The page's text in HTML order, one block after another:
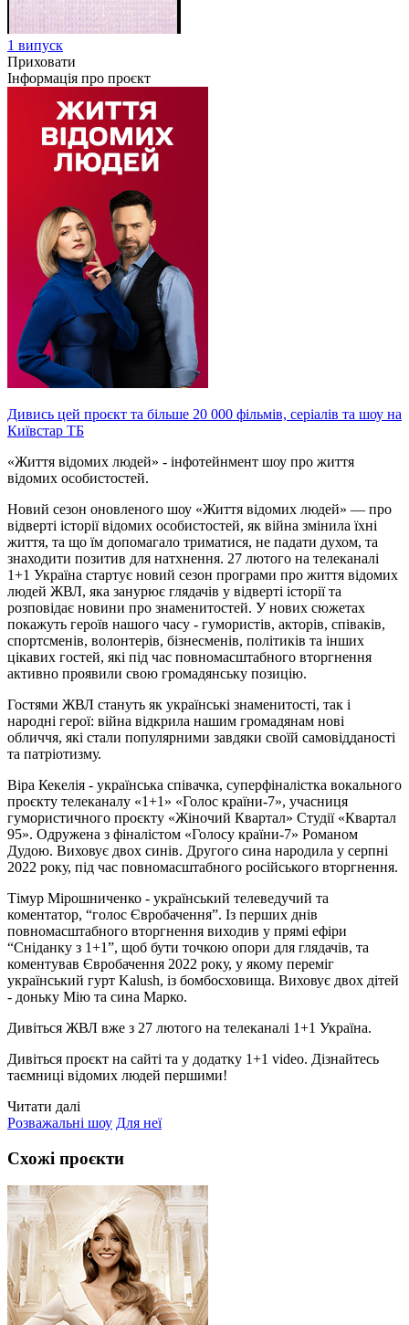
1 випуск
Приховати
Інформація про проєкт
Дивись цей проєкт та більше 20 000 фільмів, серіалів та шоу на
Київстар ТБ
«Життя відомих людей» - інфотейнмент шоу про життя
відомих особистостей.
Новий сезон оновленого шоу «Життя відомих людей» — про
відверті історії відомих особистостей, як війна змінила їхні
життя, та що їм допомагало триматися, не падати духом, та
знаходити позитив для натхнення. 27 лютого на телеканалі
1+1 Україна стартує новий сезон програми про життя відомих
людей ЖВЛ, яка занурює глядачів у відверті історії та
розповідає новини про знаменитостей. У нових сюжетах
покажуть героїв нашого часу - гумористів, акторів, співаків,
спортсменів, волонтерів, бізнесменів, політиків та інших
цікавих гостей, які під час повномасштабного вторгнення
активно проявили свою громадянську позицію.
Гостями ЖВЛ стануть як українські знаменитості, так і
народні герої: війна відкрила нашим громадянам нові
обличчя, які стали популярними завдяки своїй самовідданості
та патріотизму.
Віра Кекелія - українська співачка, суперфіналістка вокального
проєкту телеканалу «1+1» «Голос країни-7», учасниця
гумористичного проєкту «Жіночий Квартал» Студії «Квартал
95». Одружена з фіналістом «Голосу країни-7» Романом
Дудою. Виховує двох синів. Другого сина народила у серпні
2022 року, під час повномасштабного російського вторгнення.
Тімур Мірошниченко - український телеведучий та
коментатор, “голос Євробачення”. Із перших днів
повномасштабного вторгнення виходив у прямі ефіри
“Сніданку з 1+1”, щоб бути точкою опори для глядачів, та
коментував Євробачення 2022 року, у якому переміг
український гурт Kalush, із бомбосховища. Виховує двох дітей
- доньку Мію та сина Марко.
Дивіться ЖВЛ вже з 27 лютого на телеканалі 1+1 Україна.
Дивіться проєкт на сайті та у додатку 1+1 video. Дізнайтесь
таємниці відомих людей першими!
Читати далі
Розважальні шоу Для неї
Схожі проєкти